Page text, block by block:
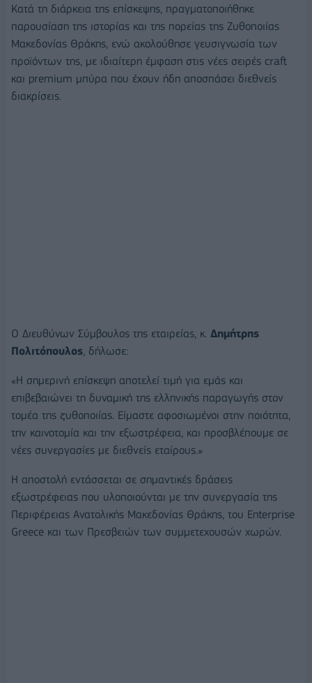
Κατά τη διάρκεια της επίσκεψης, πραγματοποιήθηκε
παρουσίαση της ιστορίας και της πορείας της Ζυθοποιίας
Μακεδονίας Θράκης, ενώ ακολούθησε γευσιγνωσία των
προϊόντων της, με ιδιαίτερη έμφαση στις νέες σειρές craft
και premium μπύρα που έχουν ήδη αποσπάσει διεθνείς
διακρίσεις.
Ο Διευθύνων Σύμβουλος της εταιρείας, κ. Δημήτρης
Πολιτόπουλος, δήλωσε:
«Η σημερινή επίσκεψη αποτελεί τιμή για εμάς και
επιβεβαιώνει τη δυναμική της ελληνικής παραγωγής στον
τομέα της ζυθοποιίας. Είμαστε αφοσιωμένοι στην ποιότητα,
την καινοτομία και την εξωστρέφεια, και προσβλέπουμε σε
νέες συνεργασίες με διεθνείς εταίρους.»
Η αποστολή εντάσσεται σε σημαντικές δράσεις
εξωστρέφειας που υλοποιούνται με την συνεργασία της
Περιφέρειας Ανατολικής Μακεδονίας Θράκης, του Enterprise
Greece και των Πρεσβειών των συμμετεχουσών χωρών.